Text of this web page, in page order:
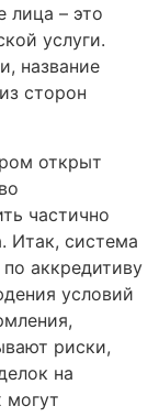
лица – это
услуги.
название
сторон
открыт
частично
Итак, система
аккредитиву
условий
риски,
на
могут